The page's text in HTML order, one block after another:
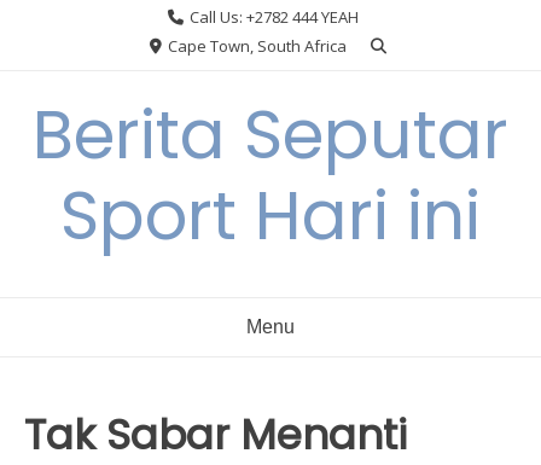
Call Us: +2782 444 YEAH
Cape Town, South Africa
Berita Seputar
Sport Hari ini
Menu
Tak Sabar Menanti